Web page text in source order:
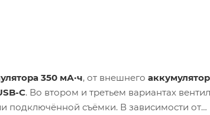
350 мА·ч, от внешнего
C. Во втором и третьем вариантах
подключённой съёмки. В зависимости от